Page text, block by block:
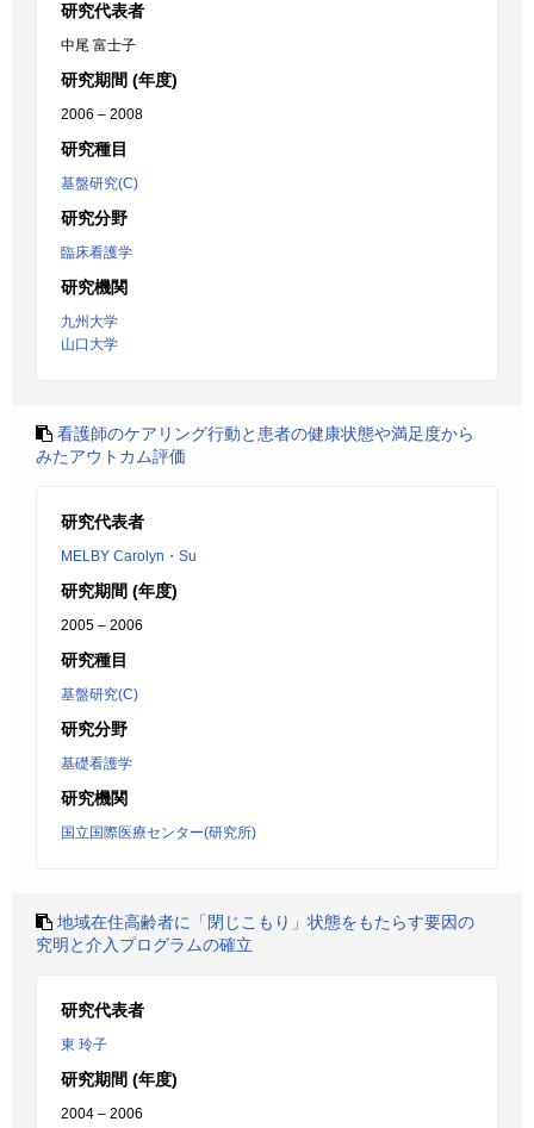
研究代表者
中尾 富士子
研究期間 (年度)
2006 – 2008
研究種目
基盤研究(C)
研究分野
臨床看護学
研究機関
九州大学
山口大学
看護師のケアリング行動と患者の健康状態や満足度から
みたアウトカム評価
研究代表者
MELBY Carolyn・Su
研究期間 (年度)
2005 – 2006
研究種目
基盤研究(C)
研究分野
基礎看護学
研究機関
国立国際医療センター(研究所)
地域在住高齢者に「閉じこもり」状態をもたらす要因の
究明と介入プログラムの確立
研究代表者
東 玲子
研究期間 (年度)
2004 – 2006